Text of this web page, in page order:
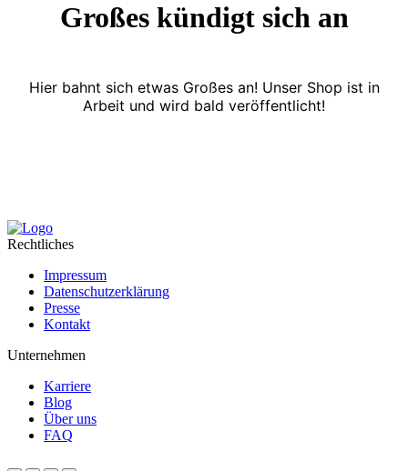
Großes kündigt sich an
Hier bahnt sich etwas Großes an! Unser Shop ist in
Arbeit und wird bald veröffentlicht!
Rechtliches
Impressum
Datenschutzerklärung
Presse
Kontakt
Unternehmen
Karriere
Blog
Über uns
FAQ